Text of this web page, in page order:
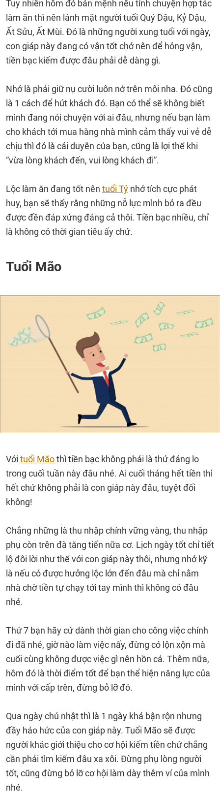
Tuy nhiên hôm đó bản mệnh nếu tính chuyện hợp tác
làm ăn thì nên lánh mặt người tuổi Quý Dậu, Kỷ Dậu,
Ất Sửu, Ất Mùi. Đó là những người xung tuổi với ngày,
con giáp này đang có vận tốt chớ nên để hỏng vận,
tiền bạc kiếm được đâu phải dễ dàng gì.
Nhớ là phải giữ nụ cười luôn nở trên môi nha. Đó cũng
là 1 cách để hút khách đó. Bạn có thể sẽ không biết
mình đang nói chuyện với ai đâu, nhưng nếu bạn làm
cho khách tới mua hàng nhà mình cảm thấy vui vẻ dễ
chịu thì đó là cái duyên của bạn, cũng là lợi thế khi
“vừa lòng khách đến, vui lòng khách đi”.
Lộc làm ăn đang tốt nên tuổi Tý nhớ tích cực phát
huy, bạn sẽ thấy rằng những nỗ lực mình bỏ ra đều
được đền đáp xứng đáng cả thôi. Tiền bạc nhiều, chỉ
là không có thời gian tiêu ấy chứ.
Tuổi Mão
Với tuổi Mãothì tiền bạc không phải là thứ đáng lo
trong cuối tuần này đâu nhé. Ai cuối tháng hết tiền thì
hết chứ không phải là con giáp này đâu, tuyệt đối
không!
Chẳng những là thu nhập chính vững vàng, thu nhập
phụ còn trên đà tăng tiến nữa cơ. Lịch ngày tốt chỉ tiết
lộ đôi lời như thế với con giáp này thôi, nhưng nhớ kỹ
là nếu có được hưởng lộc lớn đến đâu mà chỉ nằm
nhà chờ tiền tự chạy tới tay mình thì không có đâu
nhé.
Thứ 7 bạn hãy cứ dành thời gian cho công việc chính
đi đã nhé, giờ nào làm việc nấy, đừng có lộn xộn mà
cuối cùng không được việc gì nên hồn cả. Thêm nữa,
hôm đó là thời điểm tốt để bạn thể hiện năng lực của
mình với cấp trên, đừng bỏ lỡ đó.
Qua ngày chủ nhật thì là 1 ngày khá bận rộn nhưng
đầy háo hức của con giáp này. Tuổi Mão sẽ được
người khác giới thiệu cho cơ hội kiếm tiền chứ chẳng
cần phải tìm kiếm đâu xa xôi. Đừng phụ lòng người
tốt, cũng đừng bỏ lỡ cơ hội làm dày thêm ví của mình
nhé.